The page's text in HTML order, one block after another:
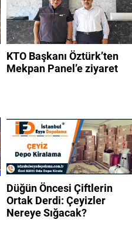
KTO Başkanı Öztürk’ten
Mekpan Panel’e ziyaret
Düğün Öncesi Çiftlerin
Ortak Derdi: Çeyizler
Nereye Sığacak?